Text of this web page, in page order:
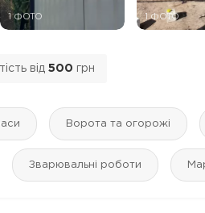
1 ФОТО 1 ФОТО
від 500 грн
Ворота та огорожі
Зварювальні роботи